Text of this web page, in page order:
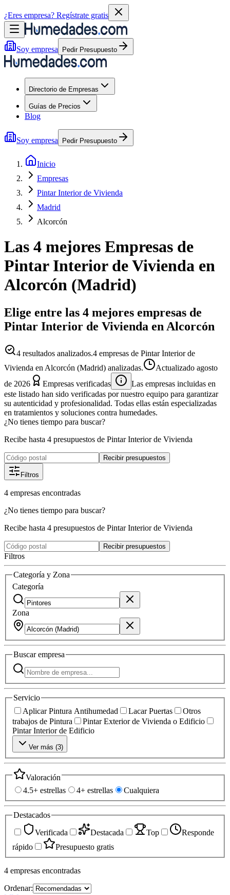
¿Eres empresa? Regístrate gratis
Soy empresa Pedir Presupuesto
Directorio de Empresas
Guías de Precios
Blog
Soy empresa Pedir Presupuesto
Inicio
Empresas
Pintar Interior de Vivienda
Madrid
Alcorcón
Las 4 mejores Empresas de
Pintar Interior de Vivienda en
Alcorcón (Madrid)
Elige entre las 4 mejores empresas de
Pintar Interior de Vivienda en Alcorcón
4 resultados analizados.4 empresas de Pintar Interior de
Vivienda en Alcorcón (Madrid) analizadas.
Actualizado agosto
de 2026
Empresas verificadas
Las empresas incluidas en
este listado han sido verificadas por nuestro equipo para garantizar
su autenticidad y profesionalidad. Todas ellas están especializadas
en tratamientos y soluciones contra humedades.
¿No tienes tiempo para buscar?
Recibe hasta 4 presupuestos de Pintar Interior de Vivienda
Recibir presupuestos
Filtros
4 empresas encontradas
¿No tienes tiempo para buscar?
Recibe hasta 4 presupuestos de Pintar Interior de Vivienda
Recibir presupuestos
Filtros
Categoría y Zona
Categoría
Zona
Buscarempresa
Servicio
Aplicar Pintura Antihumedad
Lacar Puertas
Otros
trabajos de Pintura
Pintar Exterior de Vivienda o Edificio
Pintar Interior de Edificio
Ver más (3)
Valoración
4.5+ estrellas
4+ estrellas Cualquiera
Destacados
Verificada
Destacada Top
Responde
rápido
Presupuesto gratis
4 empresas encontradas
Ordenar: